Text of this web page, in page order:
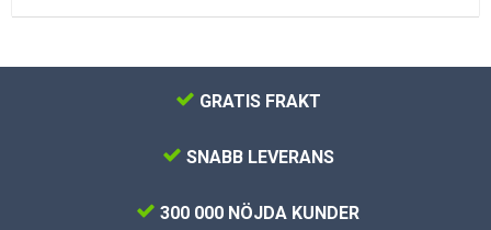
GRATIS FRAKT
SNABB LEVERANS
300 000 NÖJDA KUNDER